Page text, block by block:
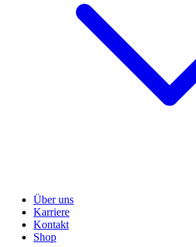
Über uns
Karriere
Kontakt
Shop